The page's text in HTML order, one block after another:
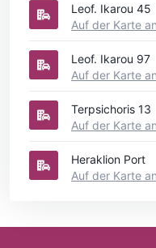
Leof. Ikarou 45
Auf der Karte
Leof. Ikarou 97
Auf der Karte
Terpsichoris 13
Auf der Karte
Heraklion Port
Auf der Karte